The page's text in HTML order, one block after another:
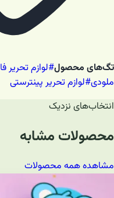
تگ‌های محصول#لوازم تحریر
ملودی#لوازم تحریر پینترستی
انتخاب‌های نزدیک
محصولات مشابه
مشاهده همه محصولات